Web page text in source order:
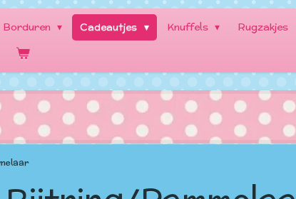
Borduren Cadeautjes Knuffels Rugzakjes